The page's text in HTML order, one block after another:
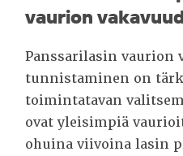
vaurion
Panssarilasin vaurion
tunnistaminen on
toimintatavan
ovat yleisimpiä
ohuina viivoina lasin